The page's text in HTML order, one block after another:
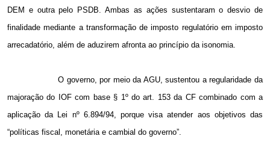
DEM e outra pelo PSDB. Ambas as ações sustentaram o desvio de
finalidade mediante a transformação de imposto regulatório em imposto
arrecadatório, além de aduzirem afronta ao princípio da isonomia.
O governo, por meio da AGU, sustentou a regularidade da
majoração do IOF com base § 1º do art. 153 da CF combinado com a
aplicação da Lei nº 6.894/94, porque visa atender aos objetivos das
“políticas fiscal, monetária e cambial do governo”.